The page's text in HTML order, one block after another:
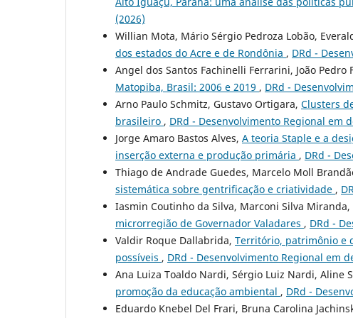
(2026)
Willian Mota, Mário Sérgio Pedroza Lobão,
dos estados do Acre e de Rondônia , DRd -
Angel dos Santos Fachinelli Ferrarini, João Pedro
Matopiba, Brasil: 2006 e 2019 , DRd -
Arno Paulo Schmitz, Gustavo Ortigara, Clusters
brasileiro , DRd - Desenvolvimento Regional em
Jorge Amaro Bastos Alves, A teoria Staple e a
inserção externa e produção primária , DRd -
Thiago de Andrade Guedes, Marcelo Moll
sistemática sobre gentrificação e criatividade ,
Iasmin Coutinho da Silva, Marconi Silva Miranda,
microrregião de Governador Valadares , DRd -
Valdir Roque Dallabrida, Território, patrimônio e
possíveis , DRd - Desenvolvimento Regional em
Ana Luiza Toaldo Nardi, Sérgio Luiz Nardi, Aline
promoção da educação ambiental , DRd -
Eduardo Knebel Del Frari, Bruna Carolina